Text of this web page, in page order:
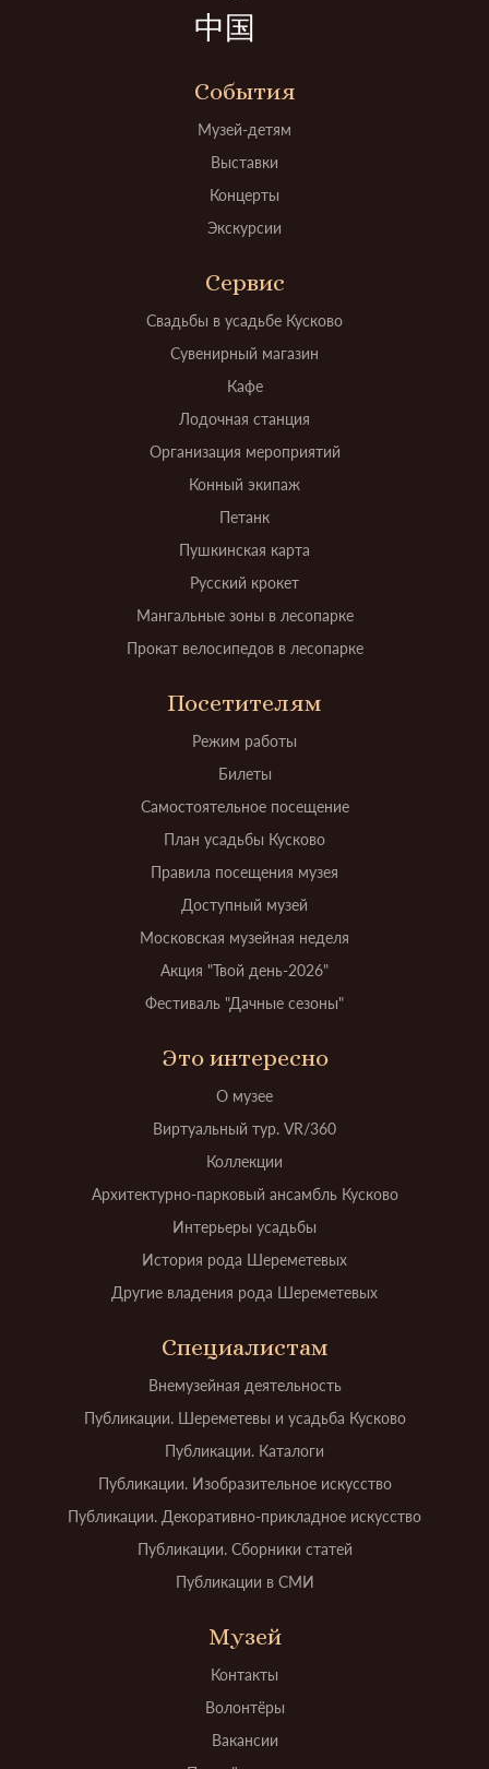
中国
События
Музей-детям
Выставки
Концерты
Экскурсии
Сервис
Свадьбы в усадьбе Кусково
Сувенирный магазин
Кафе
Лодочная станция
Организация мероприятий
Конный экипаж
Петанк
Пушкинская карта
Русский крокет
Мангальные зоны в лесопарке
Прокат велосипедов в лесопарке
Посетителям
Режим работы
Билеты
Самостоятельное посещение
План усадьбы Кусково
Правила посещения музея
Доступный музей
Московская музейная неделя
Акция "Твой день-2026"
Фестиваль "Дачные сезоны"
Это интересно
О музее
Виртуальный тур. VR/360
Коллекции
Архитектурно-парковый ансамбль Кусково
Интерьеры усадьбы
История рода Шереметевых
Другие владения рода Шереметевых
Специалистам
Внемузейная деятельность
Публикации. Шереметевы и усадьба Кусково
Публикации. Каталоги
Публикации. Изобразительное искусство
Публикации. Декоративно-прикладное искусство
Публикации. Сборники статей
Публикации в СМИ
Музей
Контакты
Волонтёры
Вакансии